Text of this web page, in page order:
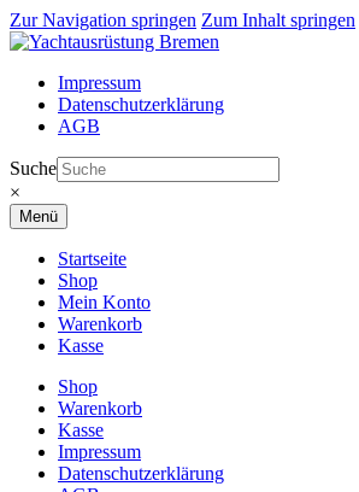
Zur Navigation springen Zum Inhalt springen
Impressum
Datenschutzerklärung
AGB
Suche
×
Menü
Startseite
Shop
Mein Konto
Warenkorb
Kasse
Shop
Warenkorb
Kasse
Impressum
Datenschutzerklärung